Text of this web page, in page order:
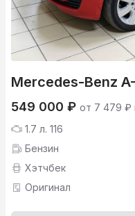
Mercedes-Benz
549 000 ₽ от 7 479 ₽
1.7 л. 116
Бензин
Хэтчбек
Оригинал